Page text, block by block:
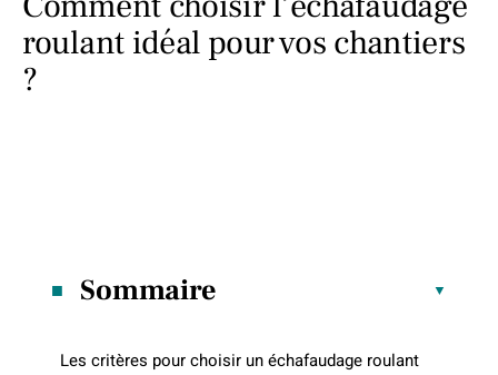
roulant idéal pour vos chantiers
?
Sommaire
Les critères pour choisir un échafaudage roulant